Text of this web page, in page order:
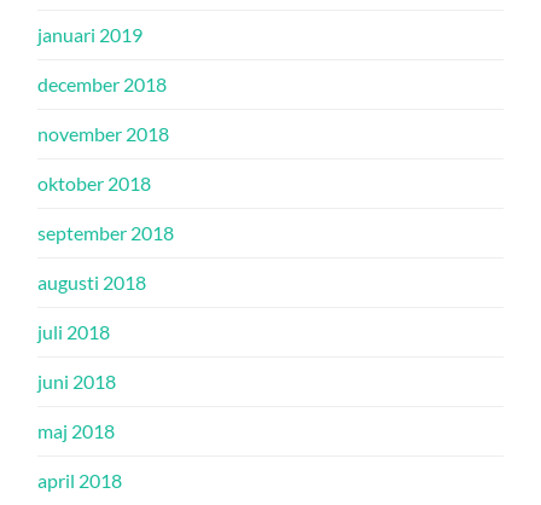
januari 2019
december 2018
november 2018
oktober 2018
september 2018
augusti 2018
juli 2018
juni 2018
maj 2018
april 2018